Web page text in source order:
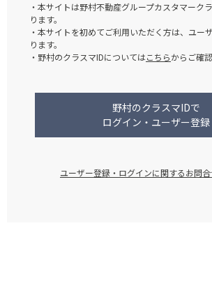
・本サイトは野村不動産グループカスタマーク
ります。
・本サイトを初めてご利用いただく方は、ユー
ります。
・野村のクラスマIDについてはこちらからご確
野村のクラスマIDで
ログイン・ユーザー登録
ユーザー登録・ログインに関するお問